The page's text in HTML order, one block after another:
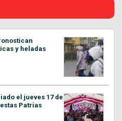
y heladas
el jueves 17 de
Patrias